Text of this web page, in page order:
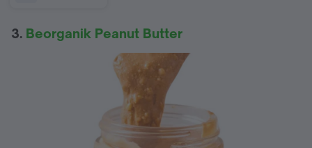
3. Beorganik Peanut Butter